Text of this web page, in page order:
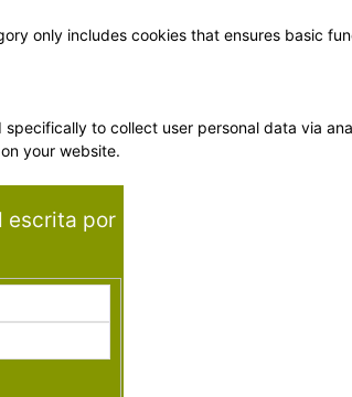
only includes cookies that ensures basic
to collect user personal data via
your website.
escrita por